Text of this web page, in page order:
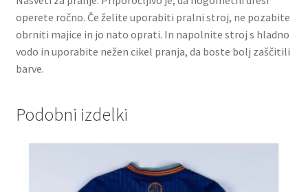
operete ročno. Če želite uporabiti pralni stroj, ne pozabite
obrniti majice in jo nato oprati. In napolnite stroj s hladno
vodo in uporabite nežen cikel pranja, da boste bolj zaščitili
barve.
Podobni izdelki